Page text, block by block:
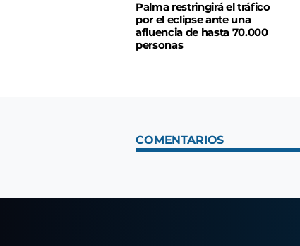
Palma restringirá el tráfico
por el eclipse ante una
afluencia de hasta 70.000
personas
COMENTARIOS